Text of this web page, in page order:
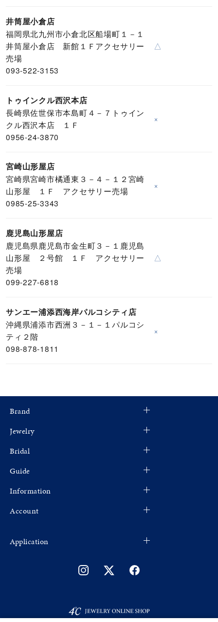
井筒屋小倉店
福岡県北九州市小倉北区船場町１－１
井筒屋小倉店 新館１Ｆアクセサリー
売場
093-522-3153
△
トゥインクル西沢本店
長崎県佐世保市本島町４－７トゥイン
クル西沢本店 １Ｆ
0956-24-3870
×
宮崎山形屋店
宮崎県宮崎市橘通東３－４－１２宮崎
山形屋 １Ｆ アクセサリー売場
0985-25-3343
×
鹿児島山形屋店
鹿児島県鹿児島市金生町３－１鹿児島
山形屋 ２号館 １Ｆ アクセサリー
売場
099-227-6818
△
サンエー浦添西海岸パルコシティ店
沖縄県浦添市西洲３－１－１パルコシ
ティ２階
098-878-1811
×
Brand
Jewelry
Bridal
Guide
Information
Account
Application